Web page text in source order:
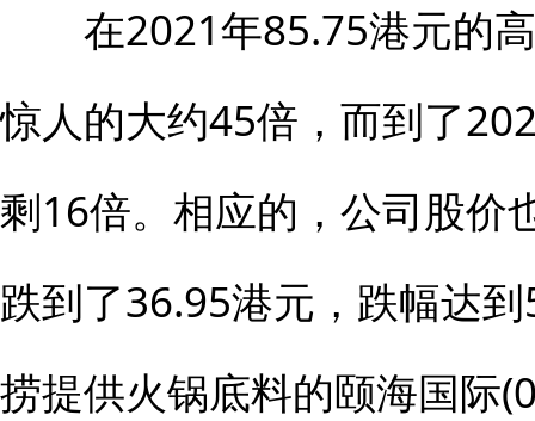
在2021年85.75港元的高
惊人的大约45倍，而到了
剩16倍。相应的，公司股价
跌到了36.95港元，跌幅达
捞提供火锅底料的颐海国际